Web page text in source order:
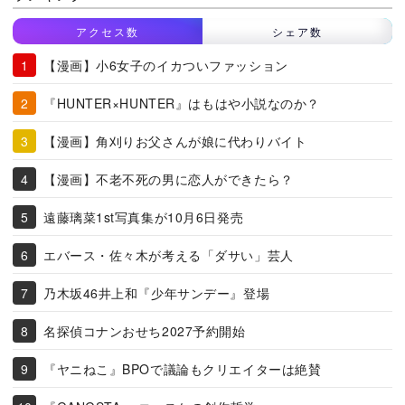
アクセス数 シェア数
【漫画】小6女子のイカついファッション
『HUNTER×HUNTER』はもはや小説なのか？
【漫画】角刈りお父さんが娘に代わりバイト
【漫画】不老不死の男に恋人ができたら？
遠藤璃菜1st写真集が10月6日発売
エバース・佐々木が考える「ダサい」芸人
乃木坂46井上和『少年サンデー』登場
名探偵コナンおせち2027予約開始
『ヤニねこ』BPOで議論もクリエイターは絶賛